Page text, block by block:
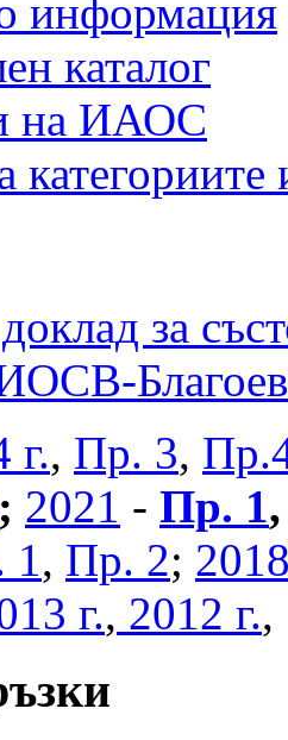
информация
каталог
на ИАОС
за
г., Пр. 3,
; 2021 - Пр. 1
1, Пр. 2;
г., 2012 г.